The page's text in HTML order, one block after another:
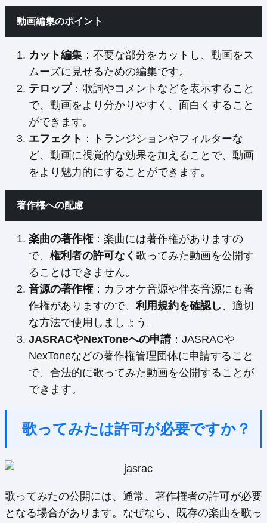
動画編集のポイント
カット編集 ：不要な部分をカットし、動画をス
ムーズに見せるための編集です。
テロップ：歌詞やコメントなどを表示すること
で、動画をより分かりやすく、面白くすること
ができます。
エフェクト ：トランジションやフィルターな
ど、動画に視覚的な効果を加えることで、動画
をより魅力的にすることができます。
著作権への配慮
楽曲の著作権：楽曲には著作権がありますの
で、 権利者の許可なく 歌ってみた動画を公開す
ることはできません。
音源の著作権：カラオケ音源や伴奏音源にも著
作権がありますので、 利用規約を確認し 、適切
な方法で使用しましょう。
JASRACやNexToneへの申請：JASRACや
NexToneなどの著作権管理団体に申請すること
で、合法的に歌ってみた動画を公開することが
できます。
歌ってみたは許可が必要ですか？
歌ってみたの公開には、通常、著作権者の許可が必要
となる場合があります。なぜなら、既存の楽曲を歌っ